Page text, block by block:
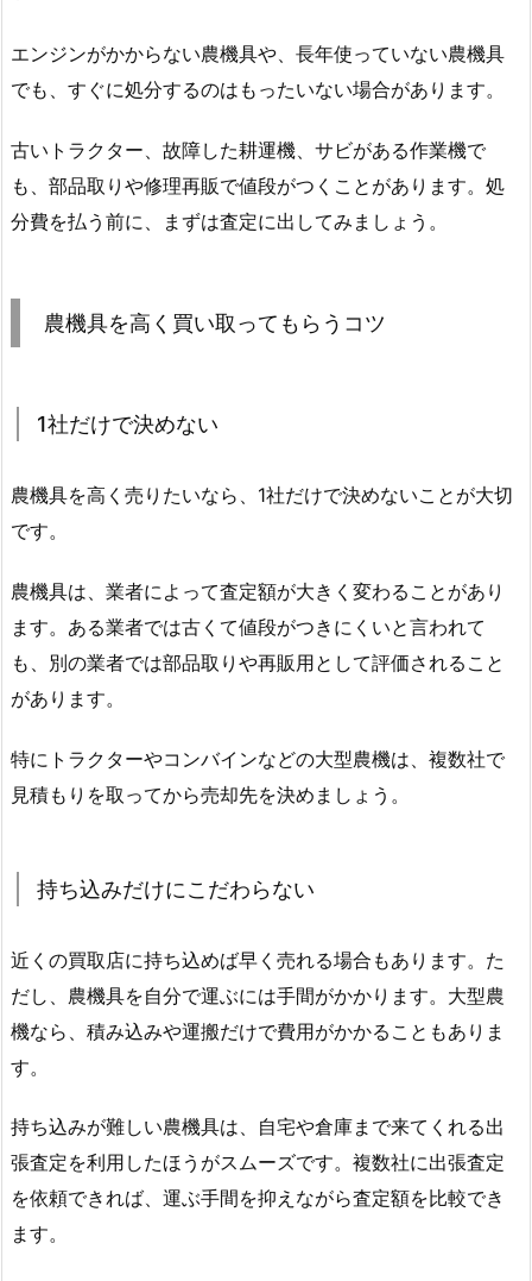
エンジンがかからない農機具や、長年使っていない農機具
でも、すぐに処分するのはもったいない場合があります。
古いトラクター、故障した耕運機、サビがある作業機で
も、部品取りや修理再販で値段がつくことがあります。処
分費を払う前に、まずは査定に出してみましょう。
農機具を高く買い取ってもらうコツ
1社だけで決めない
農機具を高く売りたいなら、1社だけで決めないことが大切
です。
農機具は、業者によって査定額が大きく変わることがあり
ます。ある業者では古くて値段がつきにくいと言われて
も、別の業者では部品取りや再販用として評価されること
があります。
特にトラクターやコンバインなどの大型農機は、複数社で
見積もりを取ってから売却先を決めましょう。
持ち込みだけにこだわらない
近くの買取店に持ち込めば早く売れる場合もあります。た
だし、農機具を自分で運ぶには手間がかかります。大型農
機なら、積み込みや運搬だけで費用がかかることもありま
す。
持ち込みが難しい農機具は、自宅や倉庫まで来てくれる出
張査定を利用したほうがスムーズです。複数社に出張査定
を依頼できれば、運ぶ手間を抑えながら査定額を比較でき
ます。